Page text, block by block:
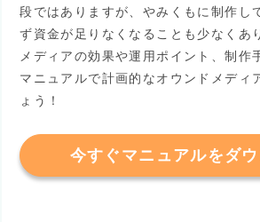
段ではありますが、やみくもに制作し
ず資金が足りなくなることも少なくあ
メディアの効果や運用ポイント、制作
マニュアルで計画的なオウンドメディ
ょう！
今すぐマニュアルをダ